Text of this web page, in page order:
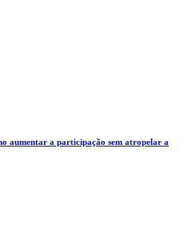
aumentar a participação sem atropelar a